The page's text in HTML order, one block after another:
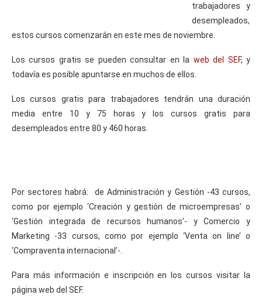
trabajadores y
desempleados,
estos cursos comenzarán en este mes de noviembre.
Los cursos gratis se pueden consultar en la web del SEF, y
todavía es posible apuntarse en muchos de ellos.
Los cursos gratis para trabajadores tendrán una duración
media entre 10 y 75 horas y los cursos gratis para
desempleados entre 80 y 460 horas.
Por sectores habrá: de Administración y Gestión -43 cursos,
como por ejemplo ‘Creación y gestión de microempresas’ o
‘Gestión integrada de recursos humanos’- y Comercio y
Marketing -33 cursos, como por ejemplo ‘Venta on line’ o
‘Compraventa internacional’-.
Para más información e inscripción en los cursos visitar la
página web del SEF.